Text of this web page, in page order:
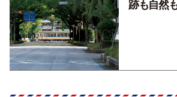
跡も自然